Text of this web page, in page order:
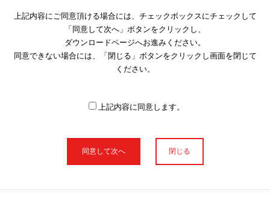
本サイトに公開されている取扱説明書は、製品が発売された時点
のものを掲載しております。従いまして本サイトに掲載されてい
る取扱説明書の記載内容とお客さまがお持ちの製品の仕様がその
後のマイナーチェンジ等で変更になる場合がございます。本サイ
トに公開されている取扱説明書の内容とお手持ちの製品の仕様に
使用上のご注意や安全上のご注意、また測定基準や数値等は取扱
説明書が作成された時点での基準に応じた内容となっております
上記内容にご同意頂ける場合には、チェックボックスにチェックして
「同意して次へ」ボタンをクリックし、
ダウンロードページへお進みください。
同意できない場合には、「閉じる」ボタンをクリックし画面を閉じて
ください。
上記内容に同意します。
閉じる